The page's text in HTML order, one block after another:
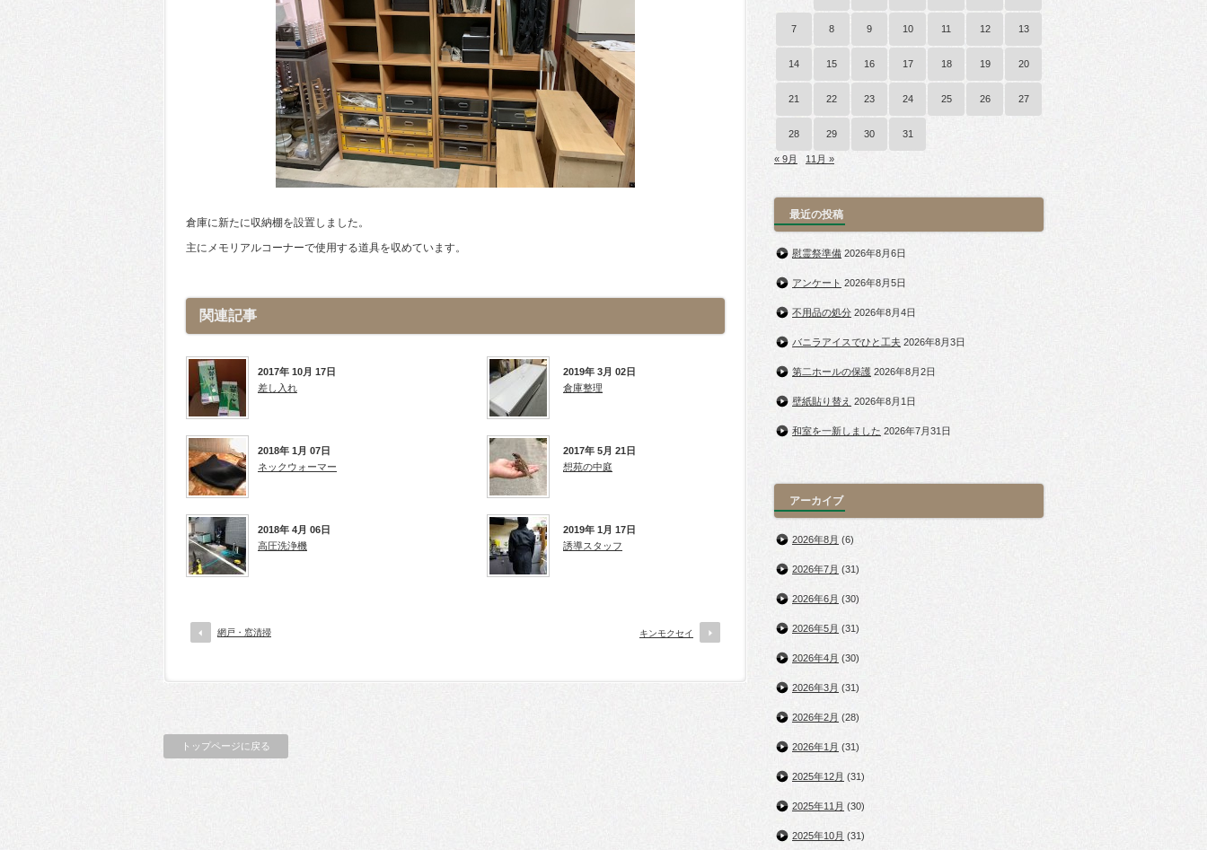
倉庫に新たに収納棚を設置しました。
主にメモリアルコーナーで使用する道具を収めています。
関連記事
2017年 10月 17日
差し入れ
2019年 3月 02日
倉庫整理
2018年 1月 07日
ネックウォーマー
2017年 5月 21日
想苑の中庭
2018年 4月 06日
高圧洗浄機
2019年 1月 17日
誘導スタッフ
網戸・窓清掃 キンモクセイ
トップページに戻る
7 8 9 10 11 12 13
14 15 16 17 18 19 20
21 22 23 24 25 26 27
28 29 30 31
« 9月 11月 »
最近の投稿
慰霊祭準備 2026年8月6日
アンケート 2026年8月5日
不用品の処分 2026年8月4日
バニラアイスでひと工夫 2026年8月3日
第二ホールの保護 2026年8月2日
壁紙貼り替え 2026年8月1日
和室を一新しました 2026年7月31日
アーカイブ
2026年8月 (6)
2026年7月 (31)
2026年6月 (30)
2026年5月 (31)
2026年4月 (30)
2026年3月 (31)
2026年2月 (28)
2026年1月 (31)
2025年12月 (31)
2025年11月 (30)
2025年10月 (31)